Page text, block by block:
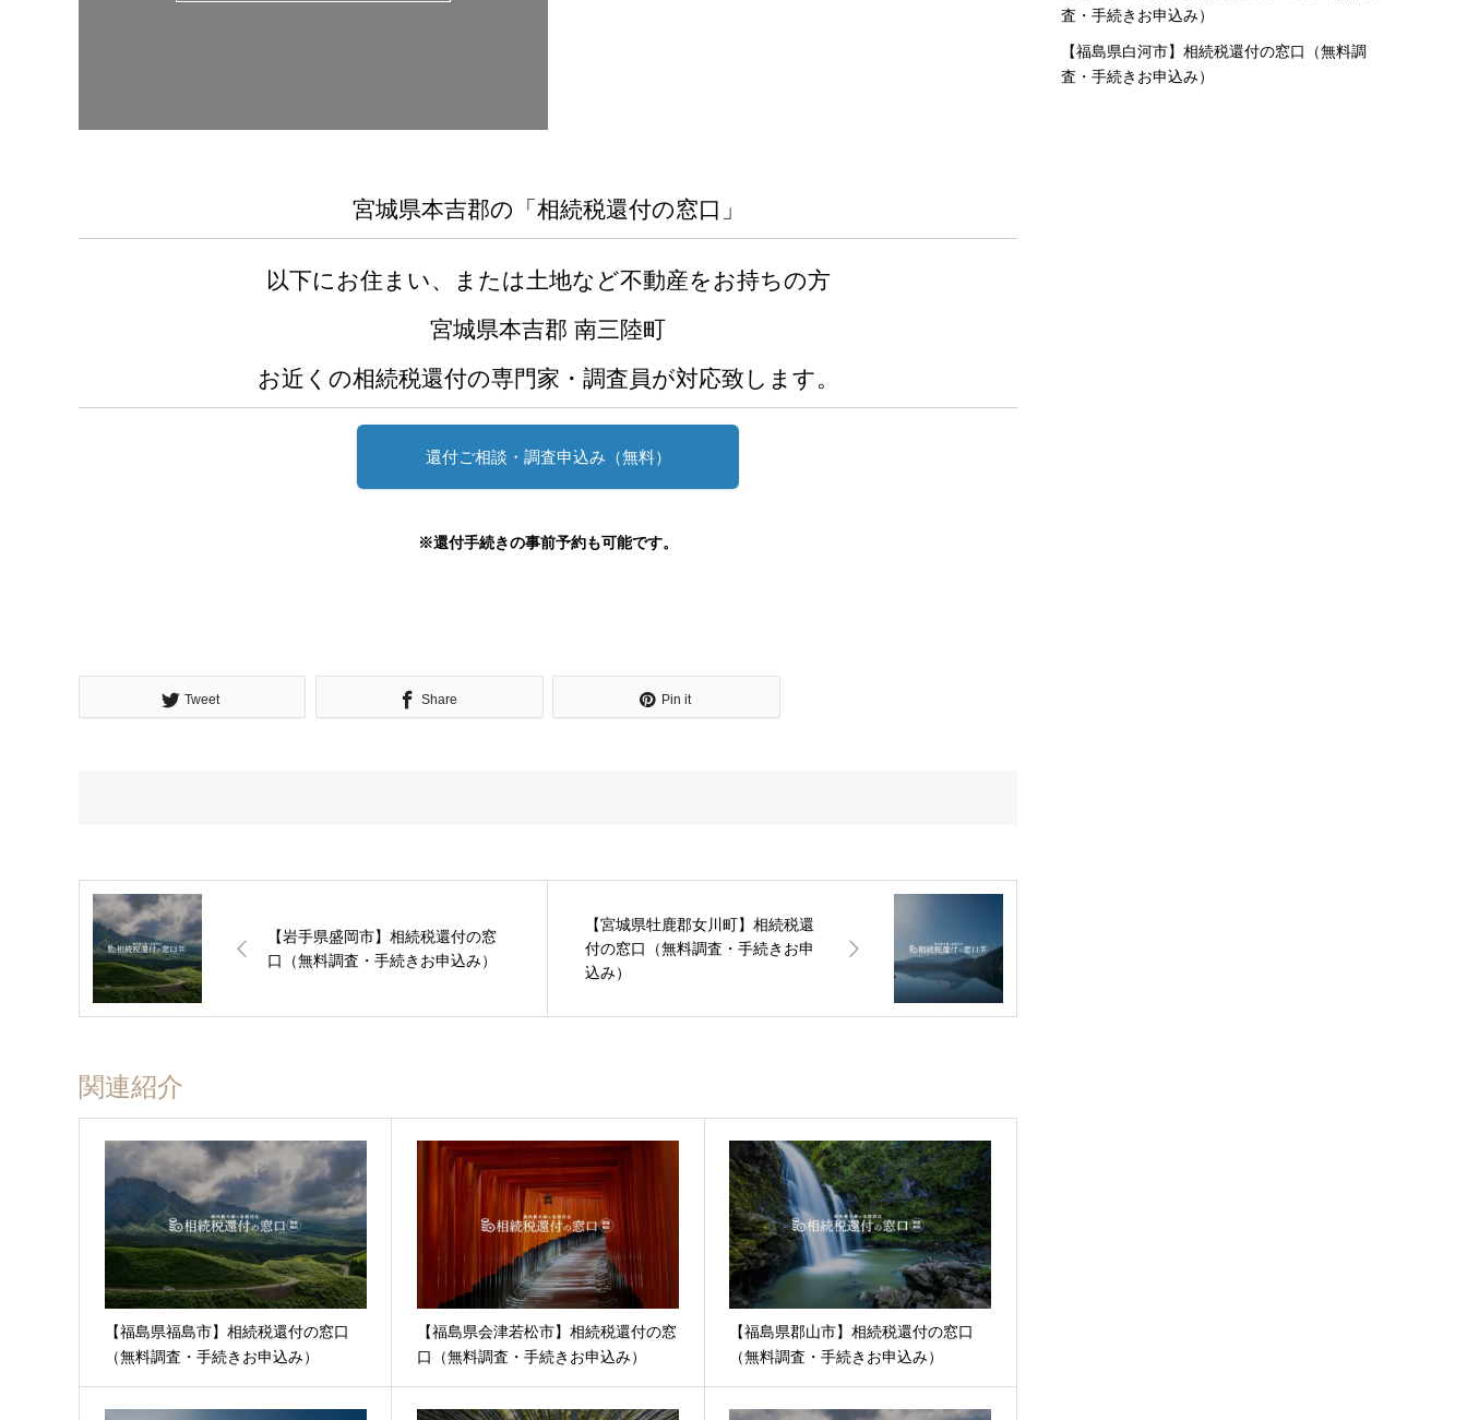
宮城県本吉郡の「相続税還付の窓口」
以下にお住まい、または土地など不動産をお持ちの方
宮城県本吉郡 南三陸町
お近くの相続税還付の専門家・調査員が対応致します。
還付ご相談・調査申込み（無料）
※還付手続きの事前予約も可能です。
Tweet Share Pin it
【岩手県盛岡市】相続税還付の窓
口（無料調査・手続きお申込み）
【宮城県牡鹿郡女川町】相続税還
付の窓口（無料調査・手続きお申
込み）
関連紹介
【福島県福島市】相続税還付の窓口
（無料調査・手続きお申込み）
【福島県会津若松市】相続税還付の窓
口（無料調査・手続きお申込み）
【福島県郡山市】相続税還付の窓口
（無料調査・手続きお申込み）
査・手続きお申込み）
【福島県白河市】相続税還付の窓口（無料調
査・手続きお申込み）